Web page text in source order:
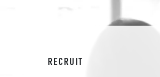
RECRUIT